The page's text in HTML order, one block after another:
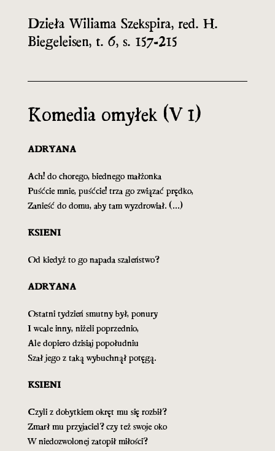
Dzieła Wiliama Szekspira, red. H.
Biegeleisen, t. 6, s. 157-215
Komedia omyłek (V 1)
ADRYANA
Ach! do chorego, biednego małżonka
Puśćcie mnie, puśćcie! trza go związać prędko,
Zanieść do domu, aby tam wyzdrowiał. (...)
KSIENI
Od kiedyż to go napada szaleństwo?
ADRYANA
Ostatni tydzień smutny był, ponury
I wcale inny, niżeli poprzednio,
Ale dopiero dzisiaj popołudniu
Szał jego z taką wybuchnął potęgą.
KSIENI
Czyli z dobytkiem okręt mu się rozbił?
Zmarł mu przyjaciel? czy też swoje oko
W niedozwolonej zatopił miłości?